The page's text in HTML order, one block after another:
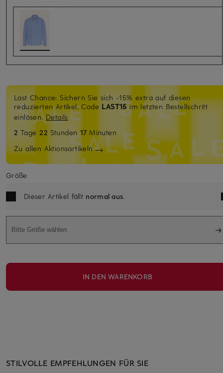
Last Chance: Sichern Sie sich -15% extra auf diesen
reduzierten Artikel. Code LAST15im letzten Bestellschritt
einlösen.Details
2 Tage22 Stunden 17 Minuten
Zu allen Aktionsartikeln
Größe
Dieser Artikel fällt normal aus.
Bitte Größe wählen
IN DEN WARENKORB
STILVOLLE EMPFEHLUNGEN FÜR SIE